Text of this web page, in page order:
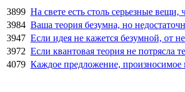
3899 На свете есть столь серьезные
3984 Ваша теория безумна, но
3947 Если идея не кажется безумной, от
3972 Если квантовая теория не потрясла
4079 Каждое предложение, произносимое